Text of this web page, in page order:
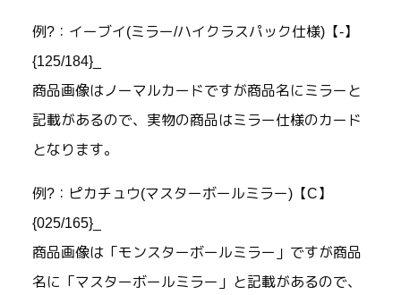
例?：イーブイ(ミラー/ハイクラスパック仕様)【-】
{125/184}_
商品画像はノーマルカードですが商品名にミラーと
記載があるので、実物の商品はミラー仕様のカード
となります。
例?：ピカチュウ(マスターボールミラー)【C】
{025/165}_
商品画像は「モンスターボールミラー」ですが商品
名に「マスターボールミラー」と記載があるので、